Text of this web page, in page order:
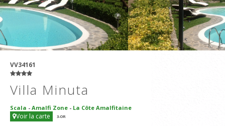
VV34161
Villa Minuta
Scala - Amalfi Zone - La Côte Amalfitaine
Voir la carte 3-OR